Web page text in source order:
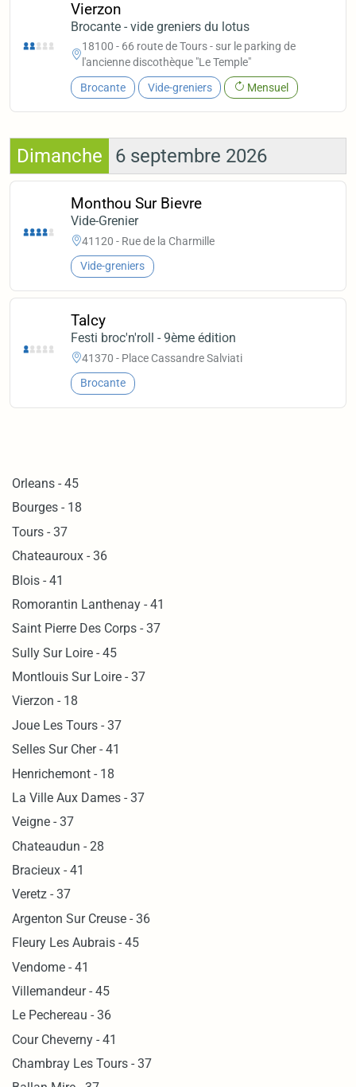
Vierzon
Brocante - vide greniers du lotus
18100 - 66 route de Tours - sur le parking de
l'ancienne discothèque "Le Temple"
Brocante Vide-greniers Mensuel
Dimanche 6 septembre 2026
Monthou Sur Bievre
Vide-Grenier
41120 - Rue de la Charmille
Vide-greniers
Talcy
Festi broc'n'roll - 9ème édition
41370 - Place Cassandre Salviati
Brocante
Orleans - 45
Bourges - 18
Tours - 37
Chateauroux - 36
Blois - 41
Romorantin Lanthenay - 41
Saint Pierre Des Corps - 37
Sully Sur Loire - 45
Montlouis Sur Loire - 37
Vierzon - 18
Joue Les Tours - 37
Selles Sur Cher - 41
Henrichemont - 18
La Ville Aux Dames - 37
Veigne - 37
Chateaudun - 28
Bracieux - 41
Veretz - 37
Argenton Sur Creuse - 36
Fleury Les Aubrais - 45
Vendome - 41
Villemandeur - 45
Le Pechereau - 36
Cour Cheverny - 41
Chambray Les Tours - 37